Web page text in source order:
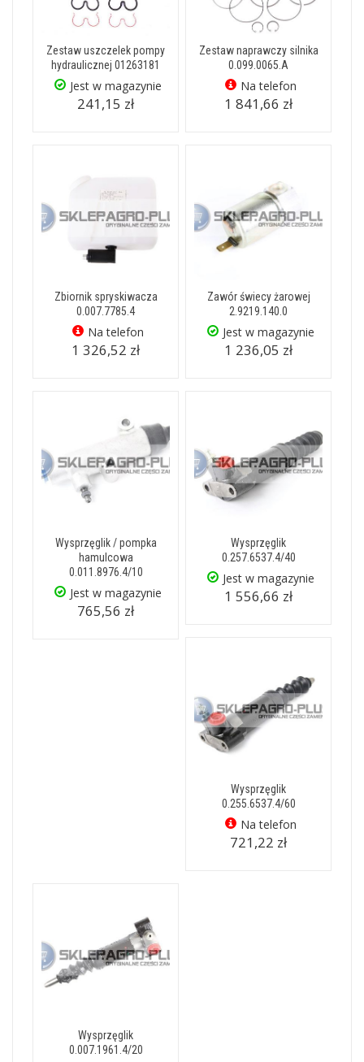
Zestaw uszczelek pompy
hydraulicznej 01263181
Jest w magazynie
241,15 zł
Zestaw naprawczy silnika
0.099.0065.A
Na telefon
1 841,66 zł
Zbiornik spryskiwacza
0.007.7785.4
Na telefon
1 326,52 zł
Zawór świecy żarowej
2.9219.140.0
Jest w magazynie
1 236,05 zł
Wysprzęglik / pompka
hamulcowa
0.011.8976.4/10
Jest w magazynie
765,56 zł
Wysprzęglik
0.257.6537.4/40
Jest w magazynie
1 556,66 zł
Wysprzęglik
0.255.6537.4/60
Na telefon
721,22 zł
Wysprzęglik
0.007.1961.4/20